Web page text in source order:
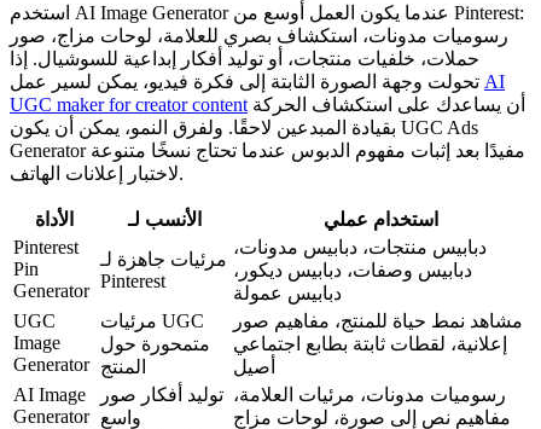
استخدم AI Image Generator عندما يكون العمل أوسع من Pinterest:
رسوميات مدونات، استكشاف بصري للعلامة، لوحات مزاج، صور
حملات، خلفيات منتجات، أو توليد أفكار إبداعية للسوشيال. إذا
AI
UGC maker for creator content
بقيادة المبدعين لاحقًا. ولفرق النمو، يمكن أن يكون UGC Ads
Generator مفيدًا بعد إثبات مفهوم الدبوس عندما تحتاج نسخًا متنوعة
لاختبار إعلانات الهاتف.
الأداة الأنسب لـ
استخدام عملي
Pinterest
Pin
Generator
مرئيات جاهزة لـ
Pinterest
دبابيس منتجات، دبابيس مدونات،
دبابيس وصفات، دبابيس ديكور،
دبابيس عمولة
UGC
Image
Generator
مرئيات UGC
متمحورة حول
المنتج
مشاهد نمط حياة للمنتج، مفاهيم صور
إعلانية، لقطات ثابتة بطابع اجتماعي
أصيل
AI Image
Generator
توليد أفكار صور
واسع
رسوميات مدونات، مرئيات العلامة،
مفاهيم نص إلى صورة، لوحات مزاج